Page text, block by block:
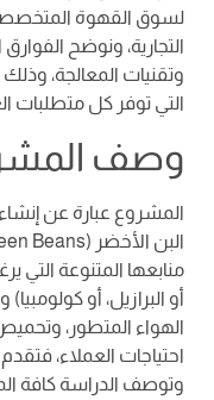
التجارية، ونوضح
وتقنيات المعالجة، وذلك
التي توفر كل متطلبات
وصف
المشروع عبارة عن
منابعها المتنوعة التي
أو البرازيل، أو
الهواء المتطور،
احتياجات العملاء،
وتوصف الدراسة كافة